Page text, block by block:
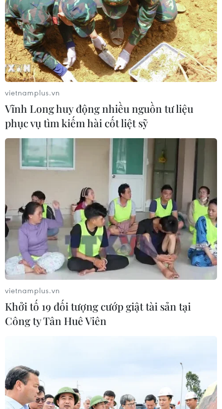
vietnamplus.vn
Vĩnh Long huy động nhiều nguồn tư liệu
phục vụ tìm kiếm hài cốt liệt sỹ
vietnamplus.vn
Khởi tố 19 đối tượng cướp giật tài sản tại
Công ty Tân Huê Viên